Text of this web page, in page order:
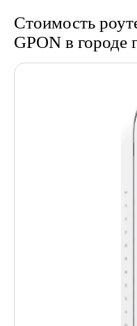
Стоимость
GPON в городе